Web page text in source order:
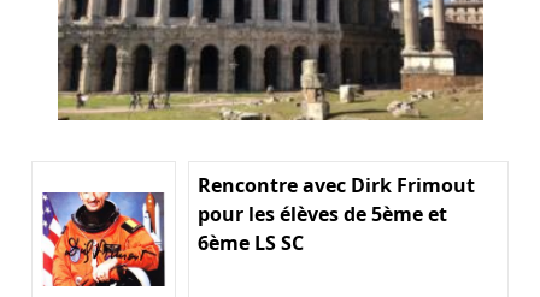
Rencontre avec Dirk Frimout
pour les élèves de 5ème et
6ème LS SC